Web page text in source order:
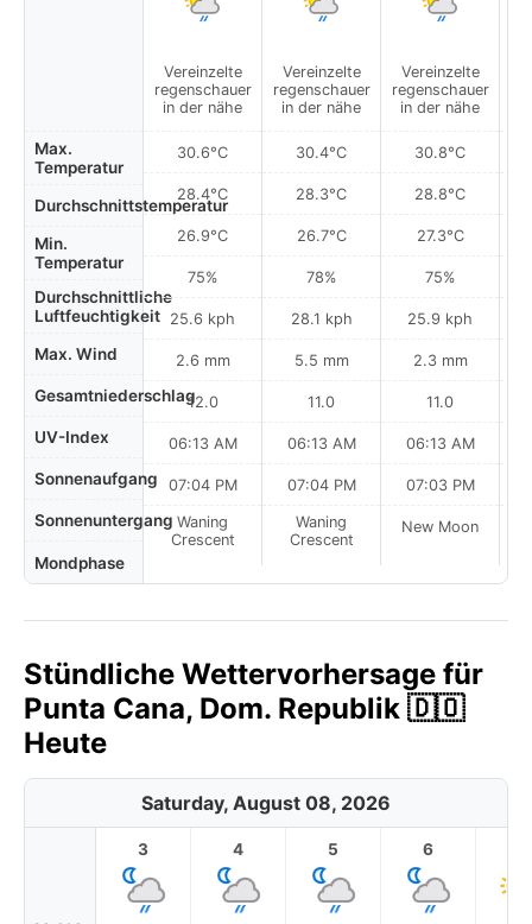
Max.
Temperatur
Durchschnittstemperatur
Min.
Temperatur
Durchschnittliche
Luftfeuchtigkeit
Max. Wind
Gesamtniederschlag
UV-Index
Sonnenaufgang
Sonnenuntergang
Mondphase
Vereinzelte
regenschauer
in der nähe
30.6°C
28.4°C
26.9°C
75%
25.6 kph
2.6 mm
12.0
06:13 AM
07:04 PM
Waning
Crescent
Vereinzelte
regenschauer
in der nähe
30.4°C
28.3°C
26.7°C
78%
28.1 kph
5.5 mm
11.0
06:13 AM
07:04 PM
Waning
Crescent
Vereinzelte
regenschauer
in der nähe
30.8°C
28.8°C
27.3°C
75%
25.9 kph
2.3 mm
11.0
06:13 AM
07:03 PM
New Moon
Stündliche Wettervorhersage für
Punta Cana, Dom. Republik 🇩🇴
Heute
Saturday, August 08, 2026
3 4 5 6